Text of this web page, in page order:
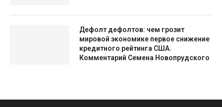
Дефолт дефолтов: чем грозит
мировой экономике первое снижение
кредитного рейтинга США.
Комментарий Семена Новопрудского